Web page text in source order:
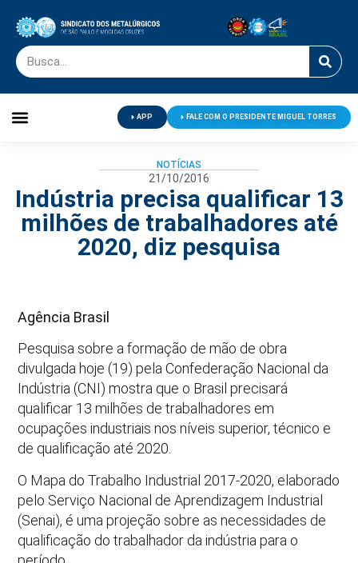
APP FALE COM O PRESIDENTE MIGUEL TORRES
NOTÍCIAS
21/10/2016
Indústria precisa qualificar 13
milhões de trabalhadores até
2020, diz pesquisa
Agência Brasil
Pesquisa sobre a formação de mão de obra
divulgada hoje (19) pela Confederação Nacional da
Indústria (CNI) mostra que o Brasil precisará
qualificar 13 milhões de trabalhadores em
ocupações industriais nos níveis superior, técnico e
de qualificação até 2020.
O Mapa do Trabalho Industrial 2017-2020, elaborado
pelo Serviço Nacional de Aprendizagem Industrial
(Senai), é uma projeção sobre as necessidades de
qualificação do trabalhador da indústria para o